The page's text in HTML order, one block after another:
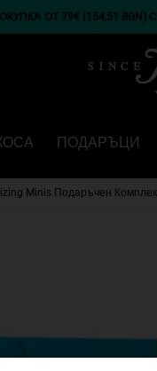
ОТ 79€ (154,51
ПОДАРЪЦИ
Minis Подаръчен